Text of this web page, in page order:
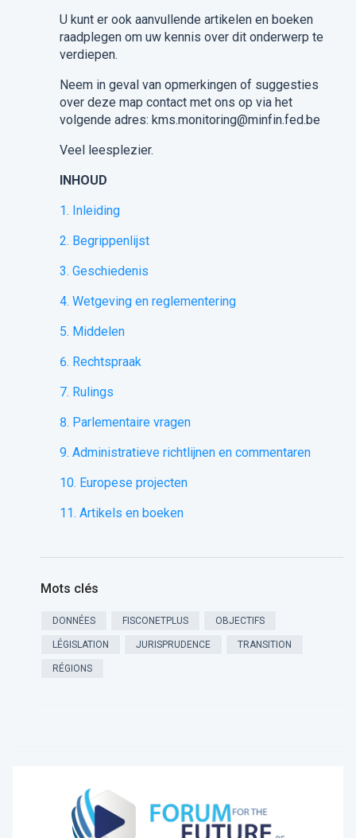
U kunt er ook aanvullende artikelen en boeken
raadplegen om uw kennis over dit onderwerp te
verdiepen.
Neem in geval van opmerkingen of suggesties
over deze map contact met ons op via het
volgende adres: kms.monitoring@minfin.fed.be
Veel leesplezier.
INHOUD
1. Inleiding
2. Begrippenlijst
3. Geschiedenis
4. Wetgeving en reglementering
5. Middelen
6. Rechtspraak
7. Rulings
8. Parlementaire vragen
9. Administratieve richtlijnen en commentaren
10. Europese projecten
11. Artikels en boeken
Mots clés
DONNÉES FISCONETPLUS OBJECTIFS
LÉGISLATION JURISPRUDENCE TRANSITION
RÉGIONS